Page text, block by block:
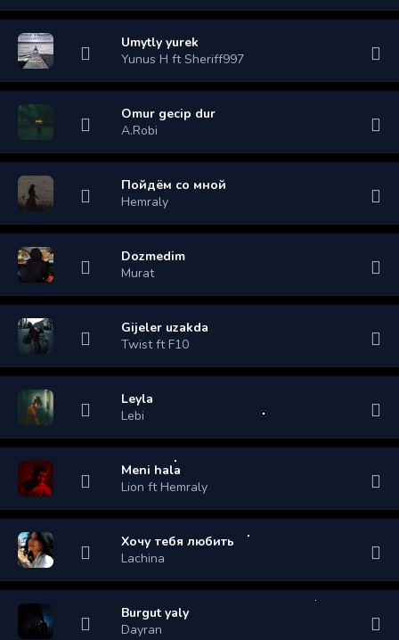
Umytly yurek
Yunus H ft Sheriff997
Omur gecip dur
A.Robi
Пойдём со мной
Hemraly
Dozmedim
Murat
Gijeler uzakda
Twist ft F10
Leyla
Lebi
Meni hala
Lion ft Hemraly
Хочу тебя любить
Lachina
Burgut yaly
Dayran